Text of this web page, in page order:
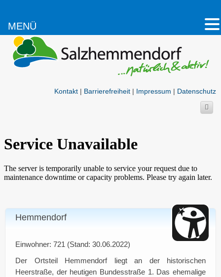
Kontakt | Barrierefreiheit | Impressum | Datenschutz
Hemmendorf
Einwohner: 721 (Stand: 30.06.2022)
Der Ortsteil Hemmendorf liegt an der historischen
Heerstraße, der heutigen Bundesstraße 1. Das ehemalige
MENÜ